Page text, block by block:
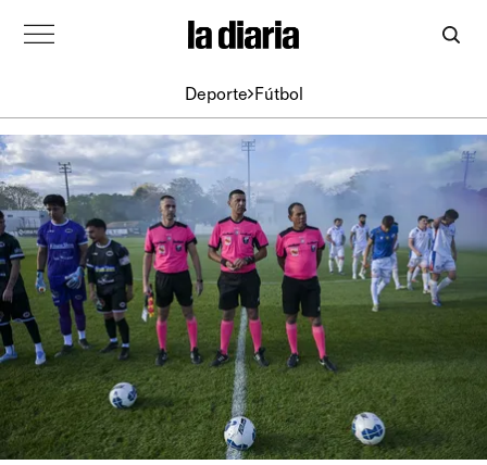
Deporte Fútbol